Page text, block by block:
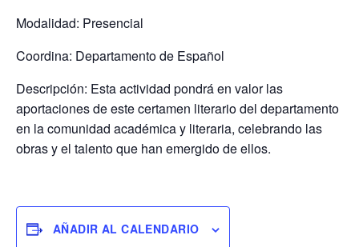
Modalidad: Presencial
Coordina: Departamento de Español
Descripción: Esta actividad pondrá en valor las
aportaciones de este certamen literario del departamento
en la comunidad académica y literaria, celebrando las
obras y el talento que han emergido de ellos.
AÑADIR AL CALENDARIO